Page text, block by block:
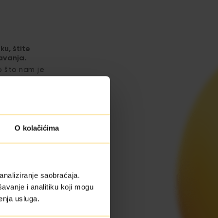
O kolačićima
saobraćaja.
i analitiku koji mogu
usluga.
štite
što nam je
podacima
godine